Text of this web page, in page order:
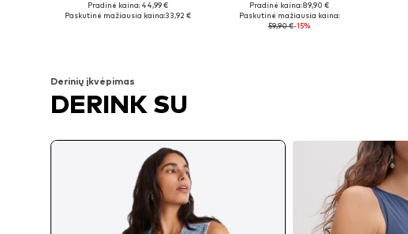
Pradinė kaina: 44,99 €
Paskutinė mažiausia kaina:33,92 €
Galimi dydžiai: XS, S, M, L
Į krepšelį
Pradinė kaina: 89,90 €
Paskutinė mažiausia kaina:
59,90 €-15%
Derinių įkvėpimas
DERINK SU